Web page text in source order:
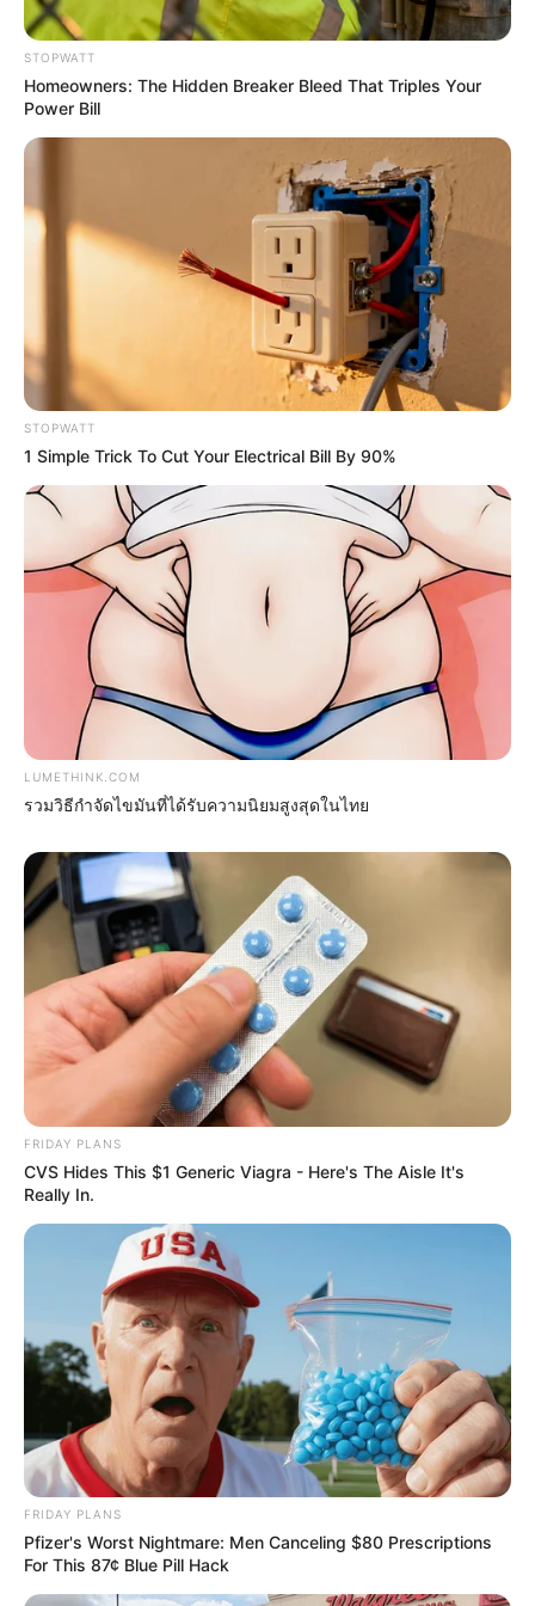
แนะนำ
ดูดวง
ดูเพิ่มเติม
เบอร์โทร คน Keep look เป๊ะทุกมุมดูดี
ทุกองศา คุณล่ะมีเลขคู่นี้ไหม
ดูดวง
วันที่ 1 ส.ค. 2569 วันคล้ายวันสำเร็จ
มรรคผลพระโพธิสัตว์กวนอิม
สีมงคล
แจกตาราง สีมงคลตามราศี 2569 ประจำ
เดือนสิงหาคม โดย อ.รักษ์ เลขเด็ด
ดูดวงรายปี ดูเพิ่มเติม
ดูดวงรายปี
มาแล้ว ! เปิดคำทำนาย อ.มิก พลิกดวง
ชะตา ดวงราศีธนู 2569
ดูดวงรายปี
มาแล้ว ! เปิดคำทำนาย อ.มิก พลิกดวง
ชะตา ดวงราศีพิจิก 2569
เว็บไซต์นี้ใช้คุกกี้
เพื่อการนำเสนอเนื้อหาที่ดี รวมถึงการจัดการข้อมูลส่วนบุคคล เพื่อให้คุณได้รับ
ประสบการณ์ที่ดีบนบริการของเว็บไซต์เรา หากคุณใช้บริการเว็บไซต์นี้ต่อไปโดย
ไม่มีการปรับตั้งค่าใดๆนั้น แสดงว่าคุณยอมรับนโยบายคุกกี้และนโยบายส่วน
บุคคลของเรา
ยอมรับ เรียนรู้เพิ่มเติม
STOPWATT
Homeowners: The Hidden Breaker Bleed That Triples Your
Power Bill
STOPWATT
1 Simple Trick To Cut Your Electrical Bill By 90%
LUMETHINK.COM
รวมวิธีกำจัดไขมันที่ได้รับความนิยมสูงสุดในไทย
FRIDAY PLANS
CVS Hides This $1 Generic Viagra - Here's The Aisle It's
Really In.
FRIDAY PLANS
Pfizer's Worst Nightmare: Men Canceling $80 Prescriptions
For This 87¢ Blue Pill Hack